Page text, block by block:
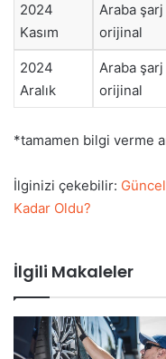
2024
Kasım
Araba şarj
orijinal
2024
Aralık
Araba şarj
orijinal
*tamamen bilgi verme
İlginizi çekebilir:
Kadar Oldu?
İlgili Makaleler